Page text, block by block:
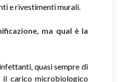
e rivestimenti murali.
ma qual è la
quasi sempre di
il carico microbiologico